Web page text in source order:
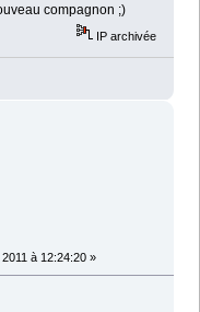
compagnon ;)
IP archivée
à 12:24:20 »